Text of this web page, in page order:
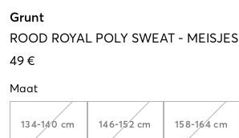
Grunt
ROOD ROYAL POLY SWEAT - MEISJES
49 €
Maat
134-140 cm 146-152 cm 158-164 cm